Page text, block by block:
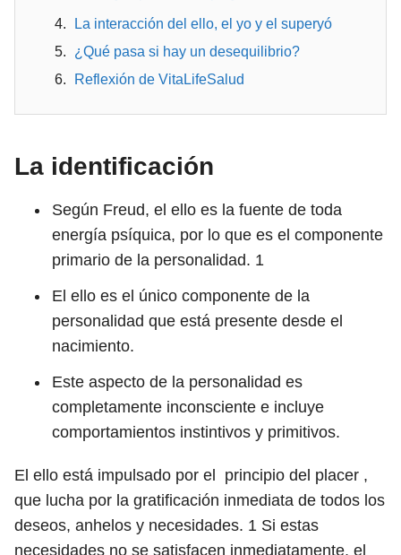
La interacción del ello, el yo y el superyó
¿Qué pasa si hay un desequilibrio?
Reflexión de VitaLifeSalud
La identificación
Según Freud, el ello es la fuente de toda
energía psíquica, por lo que es el componente
primario de la personalidad. 1
El ello es el único componente de la
personalidad que está presente desde el
nacimiento.
Este aspecto de la personalidad es
completamente inconsciente e incluye
comportamientos instintivos y primitivos.
El ello está impulsado por el principio del placer ,
que lucha por la gratificación inmediata de todos los
deseos, anhelos y necesidades. 1 Si estas
necesidades no se satisfacen inmediatamente, el